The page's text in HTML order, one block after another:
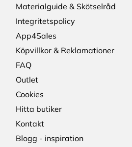
Materialguide & Skötselråd
Integritetspolicy
App4Sales
Köpvillkor & Reklamationer
FAQ
Outlet
Cookies
Hitta butiker
Kontakt
Blogg - inspiration